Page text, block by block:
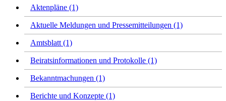
Aktenpläne (1)
Aktuelle Meldungen und Pressemitteilungen (1)
Amtsblatt (1)
Beiratsinformationen und Protokolle (1)
Bekanntmachungen (1)
Berichte und Konzepte (1)